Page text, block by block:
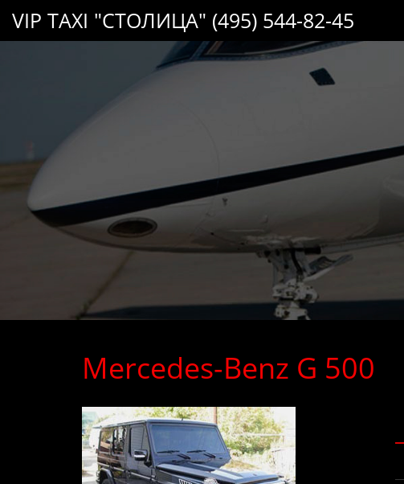
VIP TAXI "СТОЛИЦА" (495) 544-82-45
Mercedes-Benz G 500